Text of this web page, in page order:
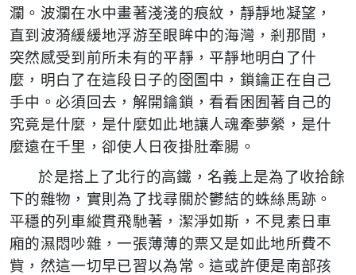
瀾。波瀾在水中畫著淺淺的痕紋，靜靜地凝望，
直到波漪緩緩地浮游至眼眸中的海灣，剎那間，
突然感受到前所未有的平靜，平靜地明白了什
麼，明白了在這段日子的囹圄中，鎖鑰正在自己
手中。必須回去，解開鑰鎖，看看困囿著自己的
究竟是什麼，是什麼如此地讓人魂牽夢縈，是什
麼遠在千里，卻使人日夜掛肚牽腸。
於是搭上了北行的高鐵，名義上是為了收拾餘
下的雜物，實則為了找尋關於鬱結的蛛絲馬跡。
平穩的列車縱貫飛馳著，潔淨如斯，不見素日車
廂的濕悶吵雜，一張薄薄的票又是如此地所費不
貲，然這一切早已習以為常。這或許便是南部孩